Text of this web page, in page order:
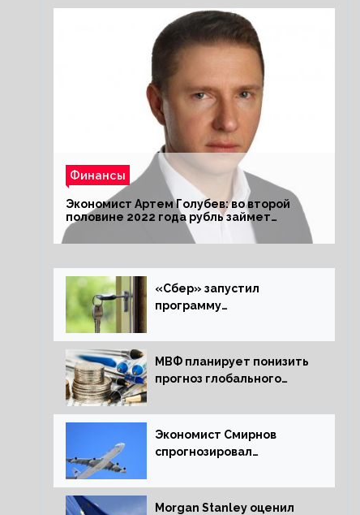
Финансы
Экономист Артем Голубев: во второй
половине 2022 года рубль займет
комфортный курс
«Сбер» запустил
программу
ипотечных займов
МВФ планирует понизить
прогноз глобального
следующем отчете
Экономист Смирнов
спрогнозировал
авиабилетов в России
Morgan Stanley оценил